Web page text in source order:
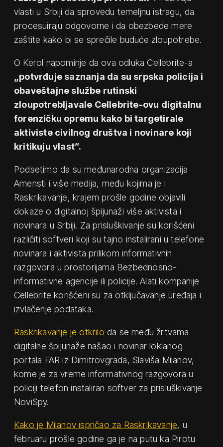
vlasti u Srbiji da sprovedu temeljnu istragu, da
procesuiraju odgovorne i da obezbede mere
zaštite kako bi se sprečile buduće zloupotrebe.
O Kerol napominje da ova odluka Cellebrite-a
„potvrđuje saznanja da su srpska policija i
obaveštajne službe rutinski
zloupotrebljavale Cellebrite-ovu digitalnu
forenzičku opremu kako bi targetirale
aktiviste civilnog društva i novinare koji
kritikuju vlast”.
Podsetimo da su međunarodna organizacija
Amensti i više medija, među kojima je i
Raskrikavanje, krajem prošle godine objavili
dokaze o digitalnoj špijunaži više aktivista i
novinara u Srbiji. Za prisluškivanje su korišćeni
različiti softveri koji su tajno instalirani u telefone
novinara i aktivista prilikom informativnih
razgovora u prostorijama Bezbednosno-
informativne agencije ili policije. Alati kompanije
Cellebrite korišćeni su za otključavanje uređaja i
izvlačenje podataka.
Raskrikavanje je otkrilo da se među žrtvama
digitalne špijunaže našao i novinar loklanog
portala FAR iz Dimitrovgrada, Slaviša Milanov,
kome je za vreme informativnog razgovora u
policiji telefon instaliran softver za prisluškivanje
NoviSpy.
Kako je Milanov ispričao za Raskrikavanje, u
februaru prošle godine ga je na putu ka Pirotu